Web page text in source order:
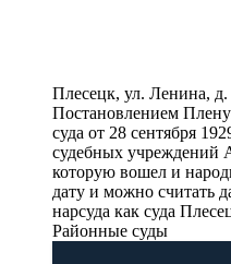
Плесецк, ул. Ленина, д.
Постановлением
суда от 28 сентября
судебных учреждений
которую вошел и
дату и можно считать
нарсуда как суда
Районные суды